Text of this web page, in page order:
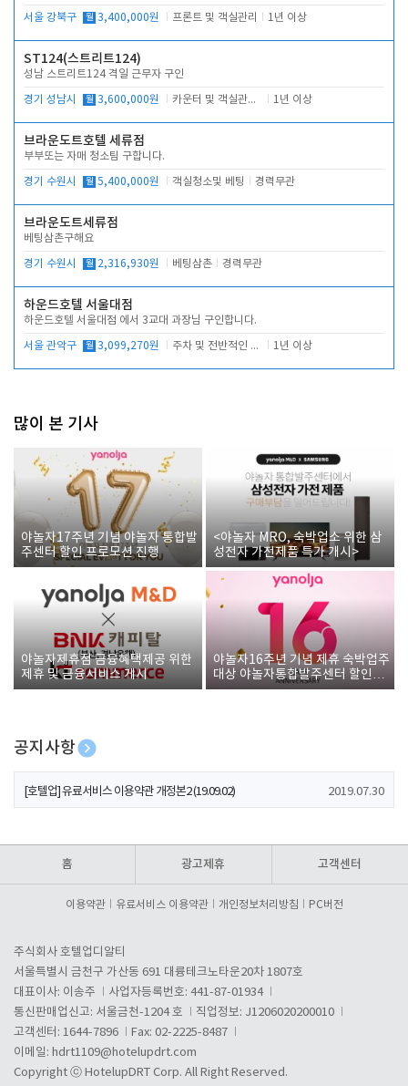
서울 강북구 월 3,400,000원 프론트 및 객실관리 1년 이상
ST124(스트리트124)
성남 스트리트124 격일 근무자 구인
경기 성남시 월 3,600,000원 카운터 및 객실관리 전반 1년 이상
브라운도트호텔 세류점
부부또는 자매 청소팀 구합니다.
경기 수원시 월 5,400,000원 객실청소및 베팅 경력무관
브라운도트세류점
베팅삼촌구해요
경기 수원시 월 2,316,930원 베팅삼촌 경력무관
하운드호텔 서울대점
하운드호텔 서울대점 에서 3교대 과장님 구인합니다.
서울 관악구 월 3,099,270원 주차 및 전반적인 당번업무 1년 이상
많이 본 기사
야놀자17주년 기념 야놀자 통합발
주센터 할인 프로모션 진행
<야놀자 MRO, 숙박업소 위한 삼
성전자 가전제품 특가 개시>
야놀자제휴점 금융혜택제공 위한
제휴 및 금융서비스 게시
야놀자16주년 기념 제휴 숙박업주
대상 야놀자통합발주센터 할인쿠
폰 증정
공지사항
[호텔업] 개인정보 처리방침 개정본1 (19.09.02)
[호텔업] 유료서비스 이용약관 개정본2 (19.09.02) 2019.07.30
홈 광고제휴 고객센터
이용약관 유료서비스 이용약관 개인정보처리방침 PC버전
주식회사 호텔업디알티
서울특별시 금천구 가산동 691 대륭테크노타운20차 1807호
대표이사: 이송주
사업자등록번호: 441-87-01934
통신판매업신고: 서울금천-1204 호
직업정보: J1206020200010
고객센터: 1644-7896
Fax: 02-2225-8487
이메일: hdrt1109@hotelupdrt.com
Copyright ⓒ HotelupDRT Corp. All Right Reserved.